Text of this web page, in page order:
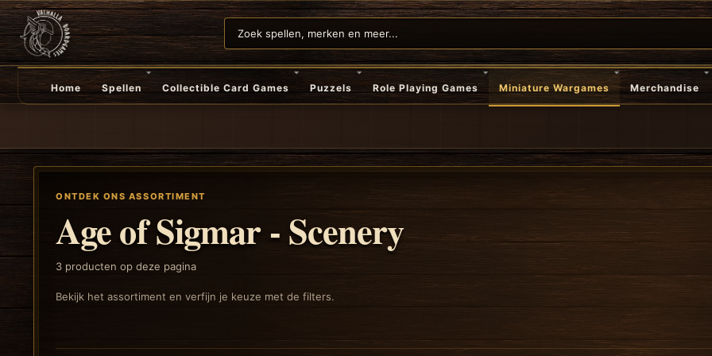
Home Spellen Collectible Card Games Puzzels Role Playing Games Miniature Wargames Merchandise
ONTDEK ONS ASSORTIMENT
Age of Sigmar - Scenery
3 producten op deze pagina
Bekijk het assortiment en verfijn je keuze met de filters.